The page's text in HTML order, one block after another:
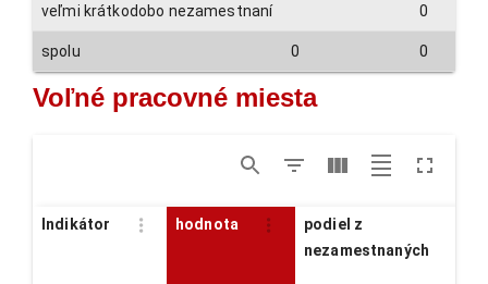
veľmi krátkodobo nezamestnaní 0
spolu 0 0
Voľné pracovné miesta
Indikátor hodnota
podiel z
nezamestnaných